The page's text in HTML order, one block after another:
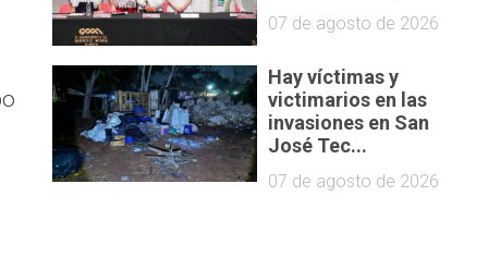
07 de agosto de 2026
Hay víctimas y
victimarios en las
invasiones en San
José Tec...
07 de agosto de 2026